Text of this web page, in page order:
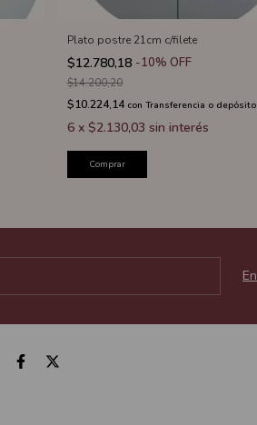
Plato postre 21cm c/filete
$12.780,18 -10% OFF
$14.200,20
$10.224,14 con Transferencia o depósito
6 x $2.130,03 sin interés
Comprar